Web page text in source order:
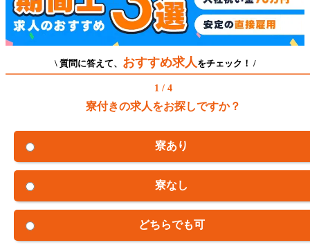
\ 質問に答えて、 おすすめ求人 をチェック！ /
1 / 4
寮付きの求人をお探しですか？
寮あり
寮なし
どちらでも可